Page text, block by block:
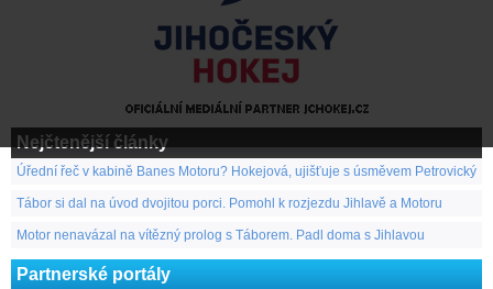
Nejčtenější články
Úřední řeč v kabině Banes Motoru? Hokejová, ujišťuje s úsměvem Petrovický
Tábor si dal na úvod dvojitou porci. Pomohl k rozjezdu Jihlavě a Motoru
Motor nenavázal na vítězný prolog s Táborem. Padl doma s Jihlavou
Partnerské portály